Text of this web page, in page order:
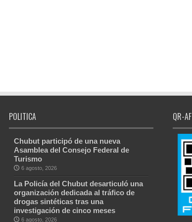
POLITICA
Chubut participó de una nueva
Asamblea del Consejo Federal de
Turismo
6 agosto, 2026
La Policía del Chubut desarticuló una
organización dedicada al tráfico de
drogas sintéticas tras una
investigación de cinco meses
6 agosto, 2026
QR-